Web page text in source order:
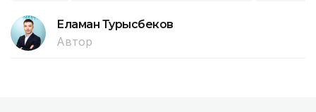
Еламан Турысбеков
Автор